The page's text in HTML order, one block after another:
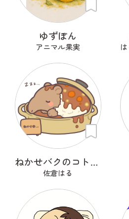
ゆずぽん
アニマル果実
ねかせバクのコトコト
佐倉はる